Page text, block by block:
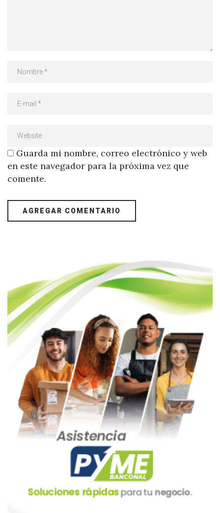
Guarda mi nombre, correo electrónico y web
en este navegador para la próxima vez que
comente.